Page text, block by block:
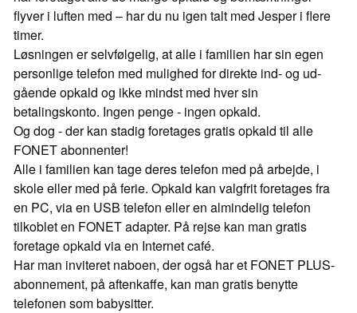
flyver i luften med – har du nu igen talt med Jesper i flere
timer.
Løsningen er selvfølgelig, at alle i familien har sin egen
personlige telefon med mulighed for direkte ind- og ud-
gående opkald og ikke mindst med hver sin
betalingskonto. Ingen penge - ingen opkald.
Og dog - der kan stadig foretages gratis opkald til alle
FONET abonnenter!
Alle i familien kan tage deres telefon med på arbejde, i
skole eller med på ferie. Opkald kan valgfrit foretages fra
en PC, via en USB telefon eller en almindelig telefon
tilkoblet en FONET adapter. På rejse kan man gratis
foretage opkald via en Internet café.
Har man inviteret naboen, der også har et FONET PLUS-
abonnement, på aftenkaffe, kan man gratis benytte
telefonen som babysitter.